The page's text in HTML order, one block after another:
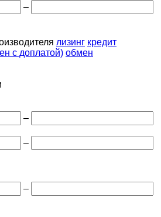
–
лизинг кредит
с доплатой) обмен
–
–
–